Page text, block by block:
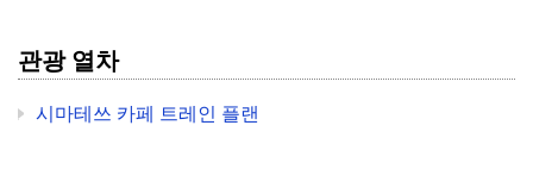
관광 열차
시마테쓰 카페 트레인 플랜